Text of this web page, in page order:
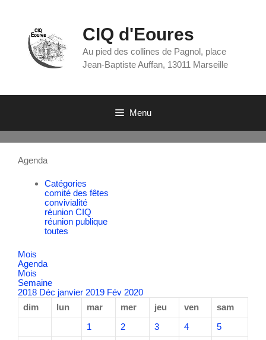
CIQ d'Eoures
Au pied des collines de Pagnol, place
Jean-Baptiste Auffan, 13011 Marseille
Menu
Agenda
Catégories
comité des fêtes
convivialité
réunion CIQ
réunion publique
toutes
Mois
Agenda
Mois
Semaine
2018 Déc janvier 2019 Fév 2020
dim
lun mar mer jeu ven
sam
1
2 3 4
5